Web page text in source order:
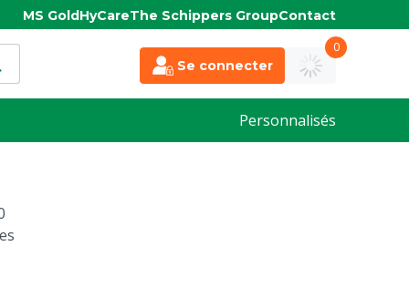
MS GoldHyCareThe Schippers GroupContact
Se connecter
0
Personnalisés